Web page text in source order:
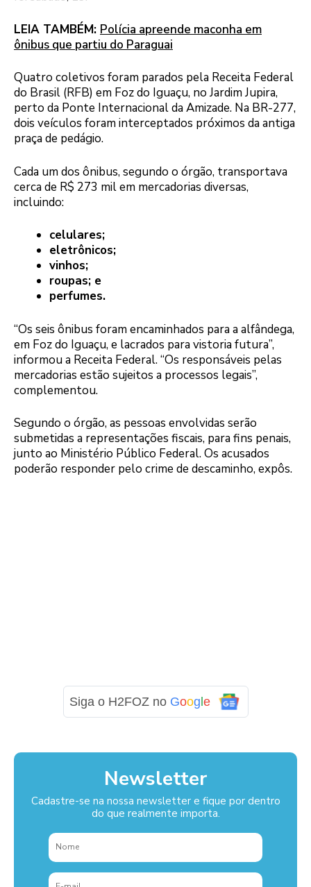
LEIA TAMBÉM: Polícia apreende maconha em
ônibus que partiu do Paraguai
Quatro coletivos foram parados pela Receita Federal
do Brasil (RFB) em Foz do Iguaçu, no Jardim Jupira,
perto da Ponte Internacional da Amizade. Na BR-277,
dois veículos foram interceptados próximos da antiga
praça de pedágio.
Cada um dos ônibus, segundo o órgão, transportava
cerca de R$ 273 mil em mercadorias diversas,
incluindo:
celulares;
eletrônicos;
vinhos;
roupas; e
perfumes.
“Os seis ônibus foram encaminhados para a alfândega,
em Foz do Iguaçu, e lacrados para vistoria futura”,
informou a Receita Federal. “Os responsáveis pelas
mercadorias estão sujeitos a processos legais”,
complementou.
Segundo o órgão, as pessoas envolvidas serão
submetidas a representações fiscais, para fins penais,
junto ao Ministério Público Federal. Os acusados
poderão responder pelo crime de descaminho, expôs.
Siga o H2FOZ no Goog e
Newsletter
Cadastre-se na nossa newsletter e fique por dentro
do que realmente importa.